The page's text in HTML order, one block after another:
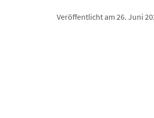
Veröffentlicht am 26. Juni